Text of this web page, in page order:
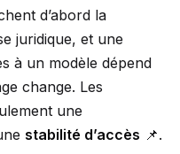
d’abord la
juridique, et une
à un modèle dépend
change. Les
une
stabilité d’accès 📌.